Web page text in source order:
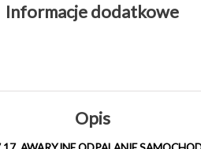
Informacje dodatkowe
Opis